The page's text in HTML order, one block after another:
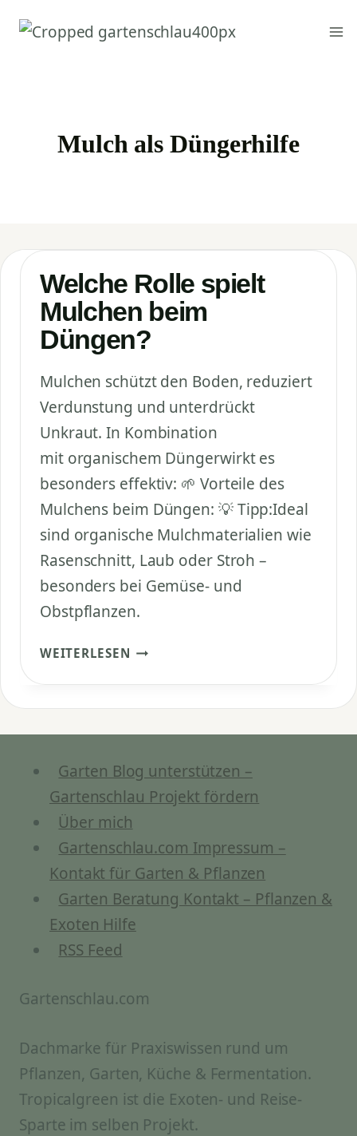
Inhalt
Mulch als Düngerhilfe
Welche Rolle spielt
Mulchen beim
Düngen?
Mulchen schützt den Boden, reduziert
Verdunstung und unterdrückt
Unkraut. In Kombination
mit organischem Düngerwirkt es
besonders effektiv: 🌱 Vorteile des
Mulchens beim Düngen: 💡 Tipp:Ideal
sind organische Mulchmaterialien wie
Rasenschnitt, Laub oder Stroh –
besonders bei Gemüse- und
Obstpflanzen.
WEITERLESEN WELCHE
SPIELT
MULCHEN
Garten Blog unterstützen –
Gartenschlau Projekt fördern
Über mich
Gartenschlau.com Impressum –
Kontakt für Garten & Pflanzen
Garten Beratung Kontakt – Pflanzen &
Exoten Hilfe
RSS Feed
Gartenschlau.com
Dachmarke für Praxiswissen rund um
Pflanzen, Garten, Küche & Fermentation.
Tropicalgreen ist die Exoten- und Reise-
Sparte im selben Projekt.